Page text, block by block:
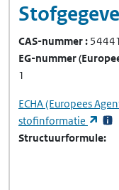
CAS-nummer
EG-nummer
1
ECHA(Europees
stofinformatie
Structuurformule